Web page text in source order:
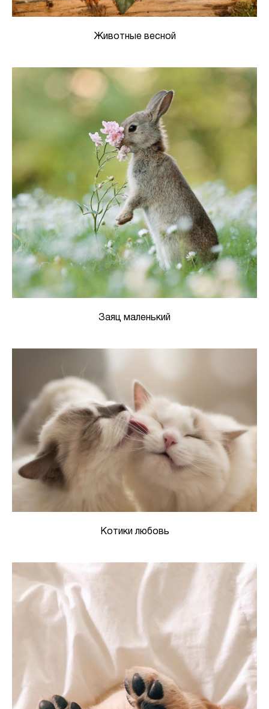
Животные весной
Заяц маленький
Котики любовь